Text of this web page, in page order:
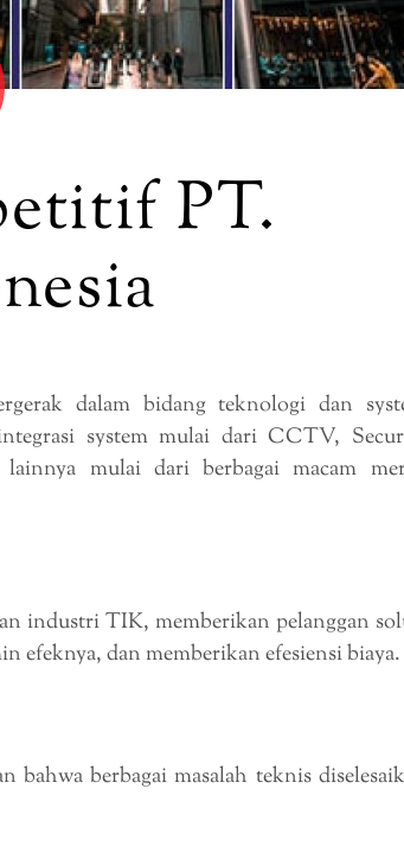
PT.
dalam bidang teknologi dan
system mulai dari CCTV,
mulai dari berbagai macam
industri TIK, memberikan pelanggan
efeknya, dan memberikan efesiensi biaya.
berbagai masalah teknis